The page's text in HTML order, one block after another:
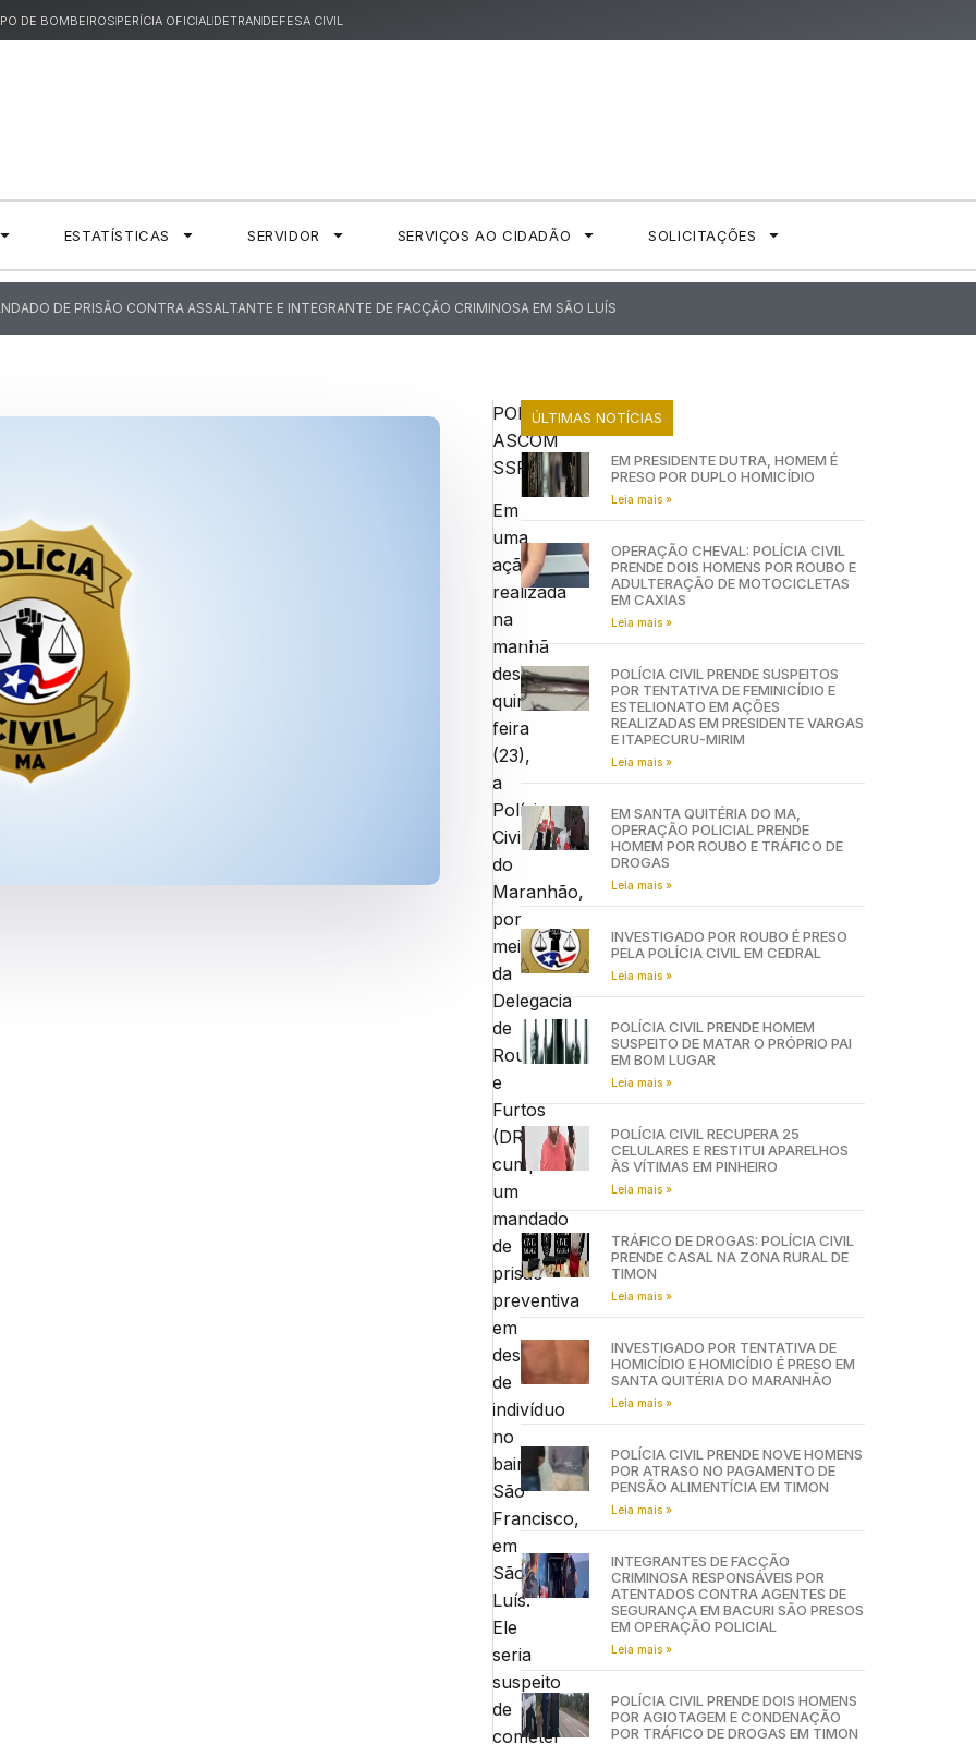
DE BOMBEIROSPERÍCIA OFICIALDETRANDEFESA CIVIL
ESTATÍSTICAS SERVIDOR SERVIÇOS AO CIDADÃO SOLICITAÇÕES
DE PRISÃO CONTRA ASSALTANTE E INTEGRANTE DE FACÇÃO CRIMINOSA EM SÃO LUÍS
POR:
ASCOM
SSP
Em
uma
ação
realizada
na
manhã
desta
quinta-
feira
(23),
a
Polícia
Civil
do
Maranhão,
por
meio
da
Delegacia
de
Roubos
e
Furtos
(DRF),
cumpriu
um
mandado
de
prisão
preventiva
em
desfavor
de
indivíduo
no
bairro
São
Francisco,
em
São
Luís.
Ele
seria
suspeito
de
cometer
ÚLTIMAS NOTÍCIAS
EM PRESIDENTE DUTRA, HOMEM É
PRESO POR DUPLO HOMICÍDIO
Leia mais »
OPERAÇÃO CHEVAL: POLÍCIA CIVIL
PRENDE DOIS HOMENS POR ROUBO E
ADULTERAÇÃO DE MOTOCICLETAS
EM CAXIAS
Leia mais »
POLÍCIA CIVIL PRENDE SUSPEITOS
POR TENTATIVA DE FEMINICÍDIO E
ESTELIONATO EM AÇÕES
REALIZADAS EM PRESIDENTE VARGAS
E ITAPECURU-MIRIM
Leia mais »
EM SANTA QUITÉRIA DO MA,
OPERAÇÃO POLICIAL PRENDE
HOMEM POR ROUBO E TRÁFICO DE
DROGAS
Leia mais »
INVESTIGADO POR ROUBO É PRESO
PELA POLÍCIA CIVIL EM CEDRAL
Leia mais »
POLÍCIA CIVIL PRENDE HOMEM
SUSPEITO DE MATAR O PRÓPRIO PAI
EM BOM LUGAR
Leia mais »
POLÍCIA CIVIL RECUPERA 25
CELULARES E RESTITUI APARELHOS
ÀS VÍTIMAS EM PINHEIRO
Leia mais »
TRÁFICO DE DROGAS: POLÍCIA CIVIL
PRENDE CASAL NA ZONA RURAL DE
TIMON
Leia mais »
INVESTIGADO POR TENTATIVA DE
HOMICÍDIO E HOMICÍDIO É PRESO EM
SANTA QUITÉRIA DO MARANHÃO
Leia mais »
POLÍCIA CIVIL PRENDE NOVE HOMENS
POR ATRASO NO PAGAMENTO DE
PENSÃO ALIMENTÍCIA EM TIMON
Leia mais »
INTEGRANTES DE FACÇÃO
CRIMINOSA RESPONSÁVEIS POR
ATENTADOS CONTRA AGENTES DE
SEGURANÇA EM BACURI SÃO PRESOS
EM OPERAÇÃO POLICIAL
Leia mais »
POLÍCIA CIVIL PRENDE DOIS HOMENS
POR AGIOTAGEM E CONDENAÇÃO
POR TRÁFICO DE DROGAS EM TIMON